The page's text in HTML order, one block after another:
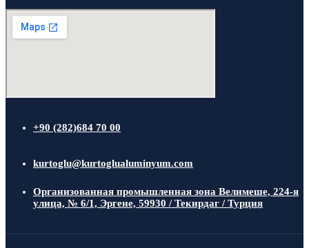
+90 (282)684 70 00
kurtoglu@kurtoglualuminyum.com
Организованная промышленная зона Велимеше, 224-я
улица, № 6/1, Эргене, 59930 / Текирдаг / Турция